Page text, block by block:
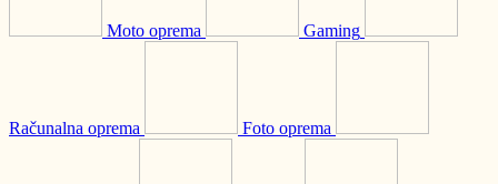
Moto oprema Gaming
Računalna oprema Foto oprema